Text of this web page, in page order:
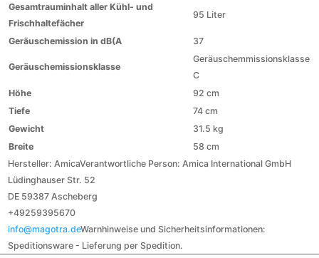
Gesamtrauminhalt aller Kühl- und
Frischhaltefächer
95 Liter
Geräuschemission in dB(A 37
Geräuschemissionsklasse
Geräuschemmissionsklasse
C
Höhe
92 cm
Tiefe
74 cm
Gewicht
31.5 kg
Breite
58 cm
Hersteller:AmicaVerantwortliche Person:Amica International GmbH
Lüdinghauser Str. 52
DE 59387 Ascheberg
+49259395670
info@magotra.deWarnhinweise und Sicherheitsinformationen:
Speditionsware - Lieferung per Spedition.